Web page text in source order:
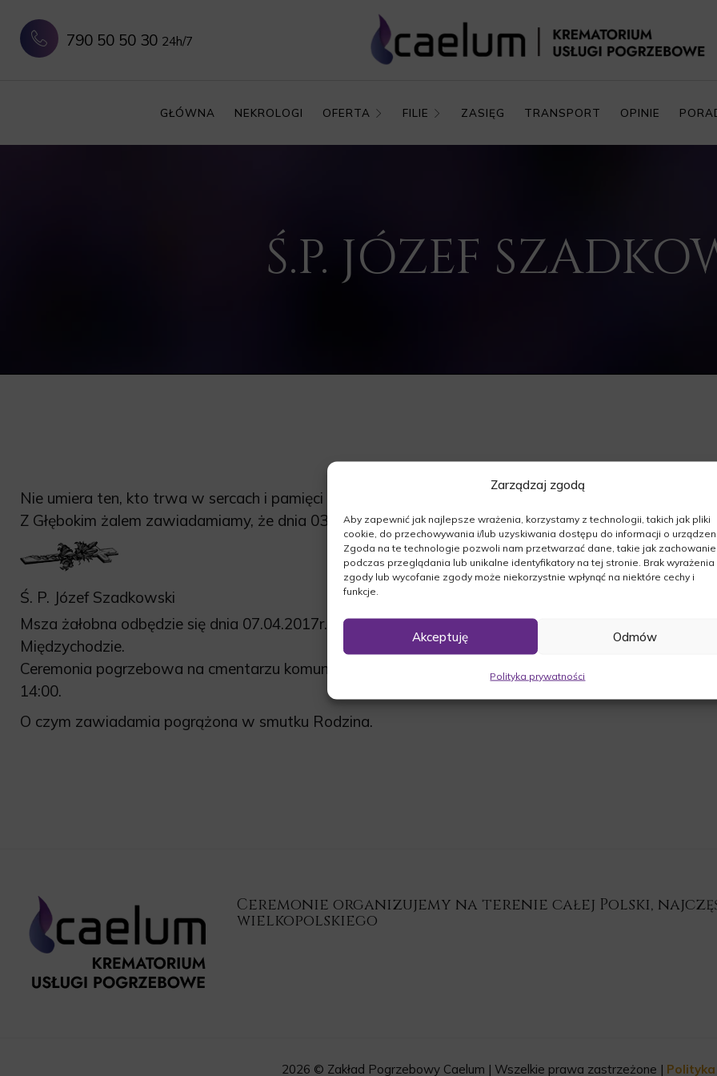
Zarządzaj zgodą
Aby zapewnić jak najlepsze wrażenia, korzystamy z technologii, takich jak pliki
cookie, do przechowywania i/lub uzyskiwania dostępu do informacji o
Zgoda na te technologie pozwoli nam przetwarzać dane, takie jak zachowanie
podczas przeglądania lub unikalne identyfikatory na tej stronie. Brak wyrażenia
zgody lub wycofanie zgody może niekorzystnie wpłynąć na niektóre cechy i
funkcje.
Akceptuję Odmów
Polityka prywatności
790 50 50 30 24h/7
GŁÓWNA NEKROLOGI OFERTA FILIE ZASIĘG TRANSPORT OPINIE
Ś.P. JÓZEF
Nie umiera ten, kto trwa w sercach i pamięci naszej.
Z Głębokim żalem zawiadamiamy, że dnia 03.04.2017r. odszedł od nas:
Ś. P. Józef Szadkowski
Msza żałobna odbędzie się dnia 07.04.2017r. o godzinie 13:00 w kościele p.w. Jana Chrzciciela w
Międzychodzie.
Ceremonia pogrzebowa na cmentarzu komunalnym w Międzychodzie po mszy świętej o godzinie
14:00.
O czym zawiadamia pogrążona w smutku Rodzina.
Ceremonie organizujemy na terenie całej Polski,
wielkopolskiego
2026 © Zakład Pogrzebowy Caelum | Wszelkie prawa zastrzeżone |